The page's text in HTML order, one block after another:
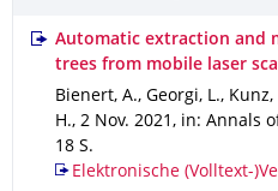
Automatic extraction and
trees from mobile laser
Bienert, A., Georgi, L.,
H., 2 Nov. 2021 , in: Annals
18 S.
Elektronische (Volltext-